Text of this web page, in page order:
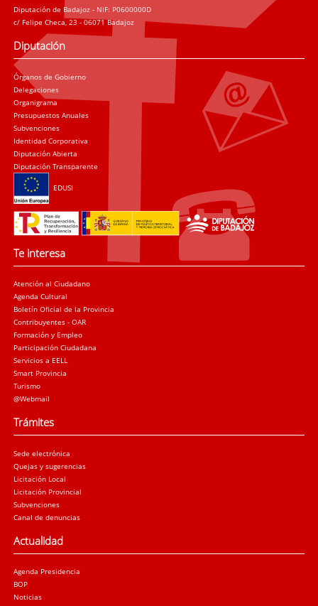
Diputación de Badajoz - NIF: P0600000D
c/ Felipe Checa, 23 - 06071 Badajoz
Diputación
Órganos de Gobierno
Delegaciones
Organigrama
Presupuestos Anuales
Subvenciones
Identidad Corporativa
Diputación Abierta
Diputación Transparente
EDUSI
Te interesa
Atención al Ciudadano
Agenda Cultural
Boletín Oficial de la Provincia
Contribuyentes - OAR
Formación y Empleo
Participación Ciudadana
Servicios a EELL
Smart Provincia
Turismo
@Webmail
Trámites
Sede electrónica
Quejas y sugerencias
Licitación Local
Licitación Provincial
Subvenciones
Canal de denuncias
Actualidad
Agenda Presidencia
BOP
Noticias